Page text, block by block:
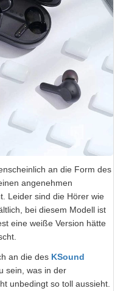
an die Form des
angenehmen
Leider sind die Hörer wie
bei diesem Modell ist
eine weiße Version hätte
an die des KSound
sein, was in der
unbedingt so toll aussieht.